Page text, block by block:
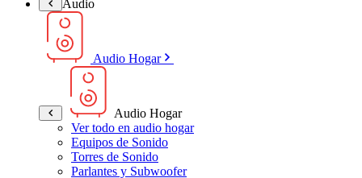
Audio
Audio Hogar
Audio Hogar
Ver todo en audio hogar
Equipos de Sonido
Torres de Sonido
Parlantes y Subwoofer